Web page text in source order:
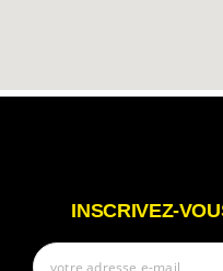
INSCRIVEZ-